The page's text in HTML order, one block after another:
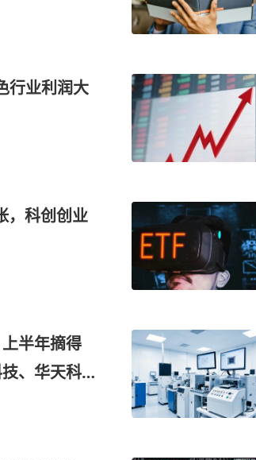
行业利润大
，科创创业
半年摘得
、华天科